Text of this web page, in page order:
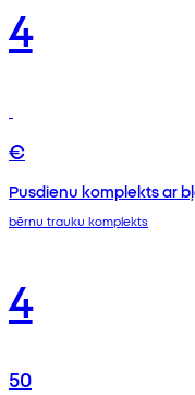
4
€
Pusdienu komplekts ar
bērnu trauku komplekts
4
50